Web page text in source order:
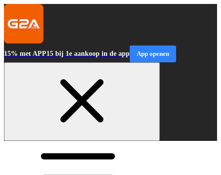
15% met APP15 bij 1e aankoop in de app App openen